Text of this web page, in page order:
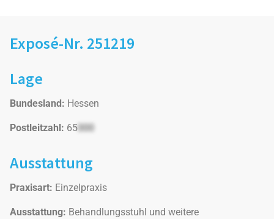
Exposé-Nr. 251219
Lage
Bundesland: Hessen
Postleitzahl: 65000
Ausstattung
Praxisart: Einzelpraxis
Ausstattung: Behandlungsstuhl und weitere